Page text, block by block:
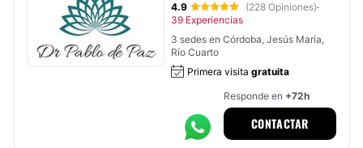
4.9 (228 Opiniones)·
39 Experiencias
3 sedes en Córdoba, Jesús María,
Río Cuarto
Primera visita gratuita
Responde en +72h
CONTACTAR